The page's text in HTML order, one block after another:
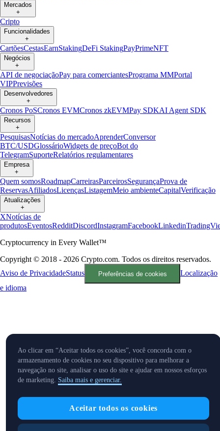
Mercados
+
Cripto
Funcionalidades
+
CartõesCestasEarnStakingDeFi StakingPayPrimeNFT
Negócios
+
API de negociaçãoPay para comerciantesPrograma MMPortal
VIPPrevisões
Desenvolvedores
+
Cronos PoSCronos EVMCronos zkEVMPay SDKAI Agent SDK
Recursos
+
PesquisasNotícias do mercadoAprenderConversor
BTC/USDGlossárioWidgets de preçoBot do
TelegramSuporteRelatórios regulamentares
Empresa
+
Quem somosRoadmapCarreirasParceirosSegurançaProva de
ReservasAfiliadosLicençasListagemMeio ambienteCapitalVerificação
Atualizações
+
XNotícias de
produtosEventosRedditDiscordInstagramFacebookLinkedin
Cryptocurrency in Every Wallet™
Copyright © 2018 - 2026 Crypto.com. Todos os direitos reservados.
Aviso de PrivacidadeStatus Preferências de cookies
Localização
e idioma
Ao clicar em “Aceitar todos os cookies”, você concorda com o
armazenamento de cookies no seu dispositivo para melhorar a
navegação no site, analisar o uso do site e ajudar em nossos esforços
de marketing. Saiba mais e gerenciar.
Aceitar todos os cookies